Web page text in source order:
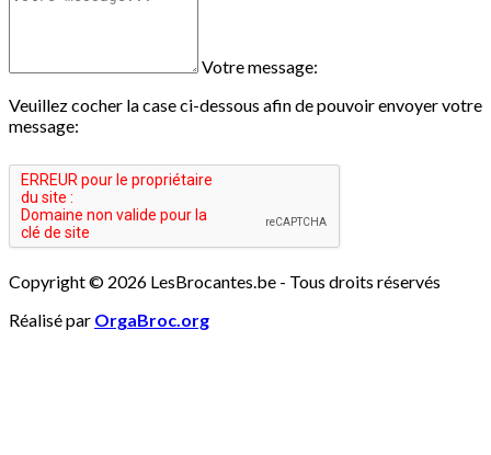
Votre message:
Veuillez cocher la case ci-dessous afin de pouvoir envoyer votre
message:
Copyright © 2026 LesBrocantes.be - Tous droits réservés
Réalisé par OrgaBroc.org